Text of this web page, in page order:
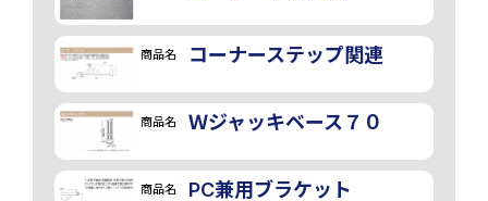
商品名 コーナーステップ関連
商品名 Ｗジャッキベース７０
商品名 PC兼用ブラケット